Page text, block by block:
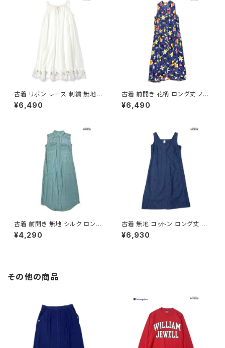
古着 リボン レース 刺繍 無地
シフォン ロング丈 ノースリーブ
ワンピース 白 生成り (otu260
¥6,490
古着 前開き 花柄 ロング丈 ノー
スリーブ ワンピース 紺 (otu26
05058)
¥6,490
古着 前開き 無地 シルク ロング
丈 ノースリーブ ワンピース くす
み 緑 (otu2606061)
¥4,290
古着 無地 コットン ロング丈 ノ
ースリーブ ワンピース 紺 (otu
2606007)
¥6,930
その他の商品